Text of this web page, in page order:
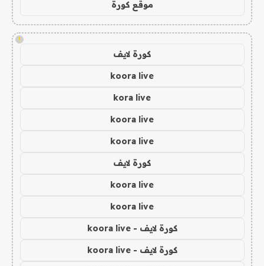
موقع كورة
!
كورة لايف
koora live
kora live
koora live
koora live
كورة لايف
koora live
koora live
كورة لايف - koora live
كورة لايف - koora live